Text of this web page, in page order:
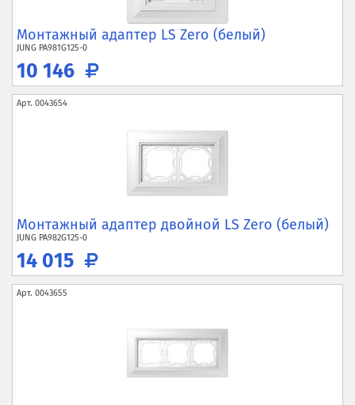
Монтажный адаптер LS Zero (белый)
JUNG PA981G125-0
10 146
Арт. 0043654
Монтажный адаптер двойной LS Zero (белый)
JUNG PA982G125-0
14 015
Арт. 0043655